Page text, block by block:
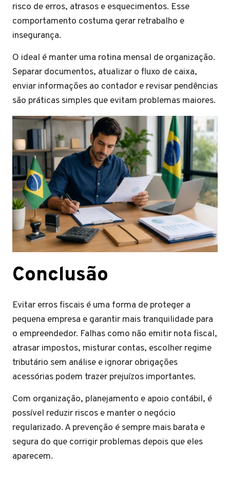
risco de erros, atrasos e esquecimentos. Esse
comportamento costuma gerar retrabalho e
insegurança.
O ideal é manter uma rotina mensal de organização.
Separar documentos, atualizar o fluxo de caixa,
enviar informações ao contador e revisar pendências
são práticas simples que evitam problemas maiores.
Conclusão
Evitar erros fiscais é uma forma de proteger a
pequena empresa e garantir mais tranquilidade para
o empreendedor. Falhas como não emitir nota fiscal,
atrasar impostos, misturar contas, escolher regime
tributário sem análise e ignorar obrigações
acessórias podem trazer prejuízos importantes.
Com organização, planejamento e apoio contábil, é
possível reduzir riscos e manter o negócio
regularizado. A prevenção é sempre mais barata e
segura do que corrigir problemas depois que eles
aparecem.